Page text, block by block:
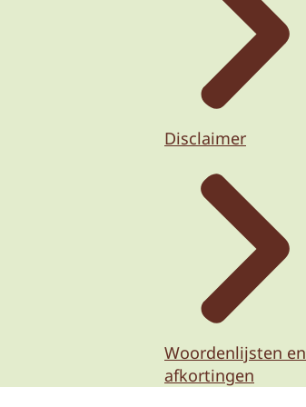
Disclaimer
Woordenlijsten en
afkortingen